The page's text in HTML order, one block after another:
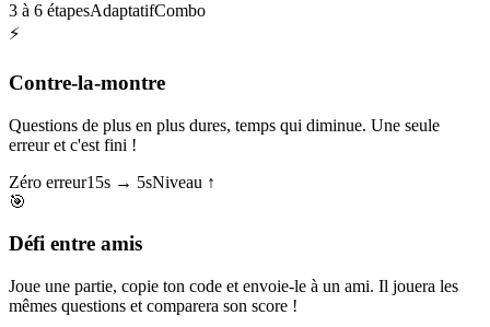
3 à 6 étapesAdaptatifCombo
⚡
Contre-la-montre
Questions de plus en plus dures, temps qui diminue. Une seule
erreur et c'est fini !
Zéro erreur15s → 5sNiveau ↑
🎯
Défi entre amis
Joue une partie, copie ton code et envoie-le à un ami. Il jouera les
mêmes questions et comparera son score !